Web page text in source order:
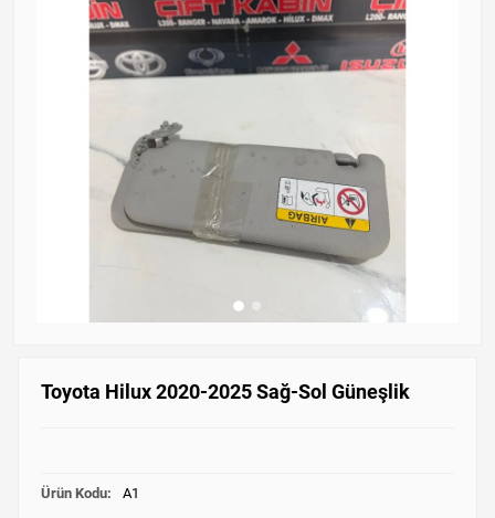
Toyota Hilux 2020-2025 Sağ-Sol Güneşlik
Ürün Kodu: A1